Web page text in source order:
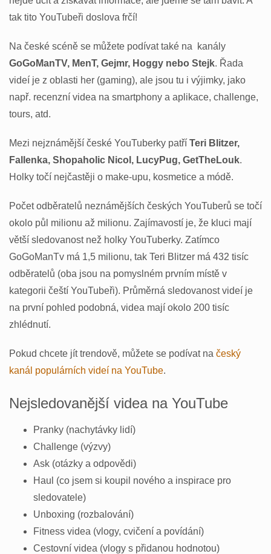
tak tito YouTubeři doslova frčí!
Na české scéně se můžete podívat také na kanály
GoGoManTV, MenT, Gejmr, Hoggy nebo Stejk. Řada
videí je z oblasti her (gaming), ale jsou tu i výjimky, jako
např. recenzní videa na smartphony a aplikace, challenge,
tours, atd.
Mezi nejznámější české YouTuberky patří Teri Blitzer,
Fallenka, Shopaholic Nicol, LucyPug, GetTheLouk.
Holky točí nejčastěji o make-upu, kosmetice a módě.
Počet odběratelů neznámějších českých YouTuberů se točí
okolo půl milionu až milionu. Zajímavostí je, že kluci mají
větší sledovanost než holky YouTuberky. Zatímco
GoGoManTv má 1,5 milionu, tak Teri Blitzer má 432 tisíc
odběratelů (oba jsou na pomyslném prvním místě v
kategorii čeští YouTubeři). Průměrná sledovanost videí je
na první pohled podobná, videa mají okolo 200 tisíc
zhlédnutí.
Pokud chcete jít trendově, můžete se podívat na český
kanál populárních videí na YouTube.
Nejsledovanější videa na YouTube
Pranky (nachytávky lidí)
Challenge (výzvy)
Ask (otázky a odpovědi)
Haul (co jsem si koupil nového a inspirace pro
sledovatele)
Unboxing (rozbalování)
Fitness videa (vlogy, cvičení a povídání)
Cestovní videa (vlogy s přidanou hodnotou)